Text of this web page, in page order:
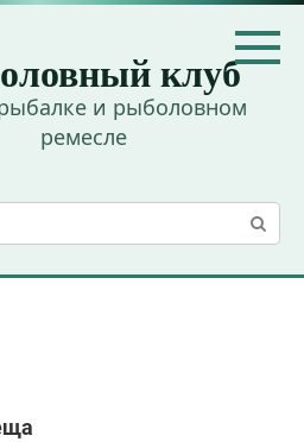
клуб
и рыболовном
ремесле